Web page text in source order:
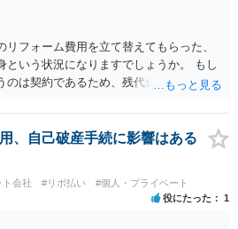
フォーム費用を立て替えてもらった、
という状況になりますでしょうか。 もし
のは契約であるため、残代金を捻出して
則契約者が単独で全ての債務を負うこと
かなか対応に難しい案件であり、公開の
界があるように思われますので、資料等
相談されることをお勧めします。
、自己破産手続に影響はある
ト会社 #リボ払い #個人・プライベート
役にたった 1